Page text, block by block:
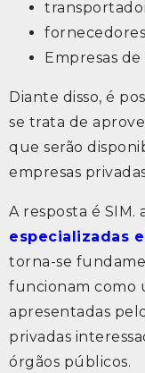
Empresas
Diante disso, é
se trata de
que serão
empresas
A resposta é SIM.
especializadas
torna-se
funcionam como
apresentadas
privadas
órgãos públicos.